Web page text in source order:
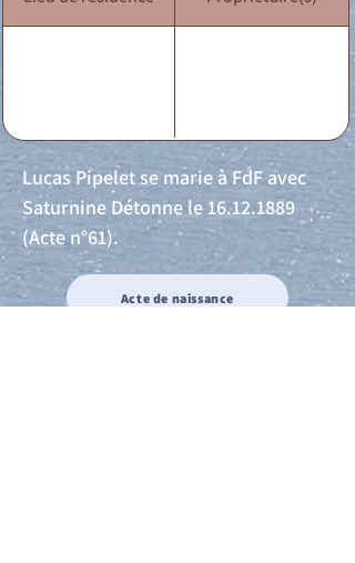
Lucas Pipelet se marie à FdF avec
Saturnine Détonne le16.12.1889
(Acte n°61).
Acte de naissance